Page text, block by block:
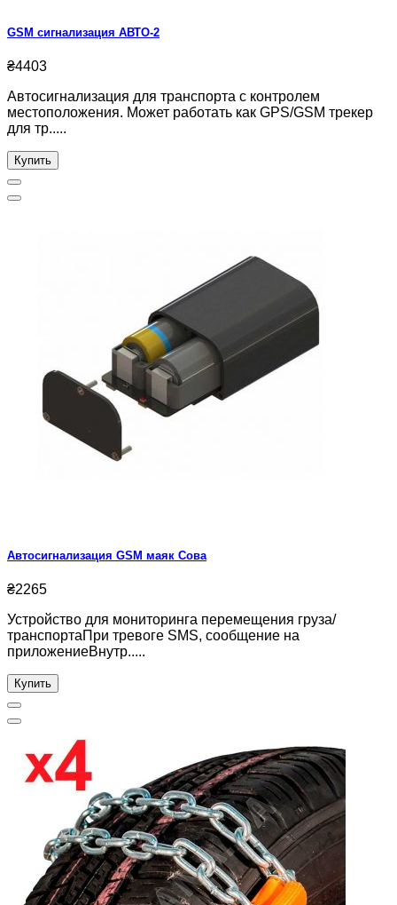
GSM сигнализация АВТО-2
₴4403
Автосигнализация для транспорта с контролем
местоположения. Может работать как GPS/GSM трекер
для тр.....
Купить
Автосигнализация GSM маяк Сова
₴2265
Устройство для мониторинга перемещения груза/
транспортаПри тревоге SMS, сообщение на
приложениеВнутр.....
Купить